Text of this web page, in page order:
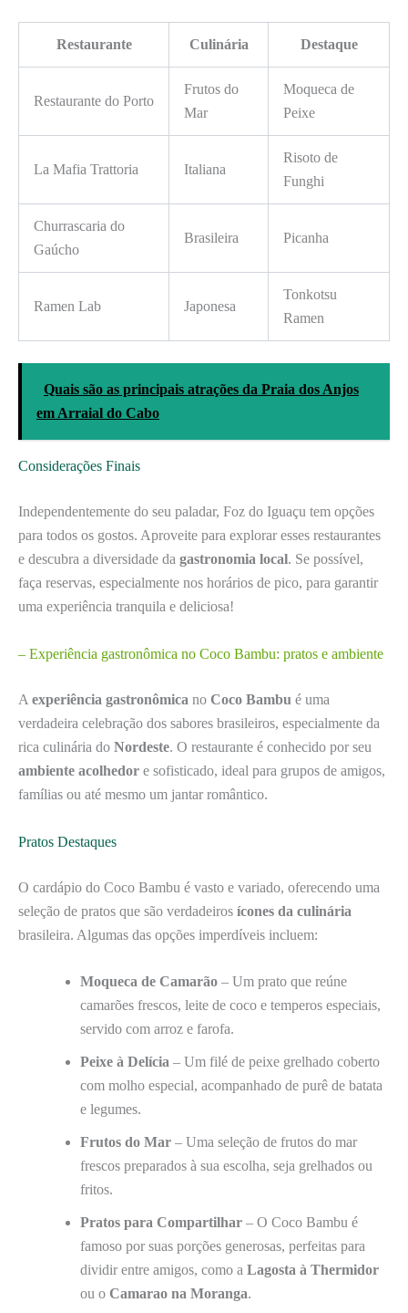
Restaurante Culinária Destaque
Restaurante do Porto
Frutos do
Mar
Moqueca de
Peixe
La Mafia Trattoria Italiana
Risoto de
Funghi
Churrascaria do
Gaúcho
Brasileira Picanha
Ramen Lab Japonesa
Tonkotsu
Ramen
Quais são as principais atrações da Praia dos Anjos
em Arraial do Cabo
Considerações Finais
Independentemente do seu paladar, Foz do Iguaçu tem opções
para todos os gostos. Aproveite para explorar esses restaurantes
e descubra a diversidade da gastronomia local. Se possível,
faça reservas, especialmente nos horários de pico, para garantir
uma experiência tranquila e deliciosa!
– Experiência gastronômica no Coco Bambu: pratos e ambiente
A experiência gastronômica no Coco Bambu é uma
verdadeira celebração dos sabores brasileiros, especialmente da
rica culinária do Nordeste. O restaurante é conhecido por seu
ambiente acolhedor e sofisticado, ideal para grupos de amigos,
famílias ou até mesmo um jantar romântico.
Pratos Destaques
O cardápio do Coco Bambu é vasto e variado, oferecendo uma
seleção de pratos que são verdadeiros ícones da culinária
brasileira. Algumas das opções imperdíveis incluem:
Moqueca de Camarão – Um prato que reúne
camarões frescos, leite de coco e temperos especiais,
servido com arroz e farofa.
Peixe à Delícia – Um filé de peixe grelhado coberto
com molho especial, acompanhado de purê de batata
e legumes.
Frutos do Mar – Uma seleção de frutos do mar
frescos preparados à sua escolha, seja grelhados ou
fritos.
Pratos para Compartilhar – O Coco Bambu é
famoso por suas porções generosas, perfeitas para
dividir entre amigos, como a Lagosta à Thermidor
ou o Camarao na Moranga.